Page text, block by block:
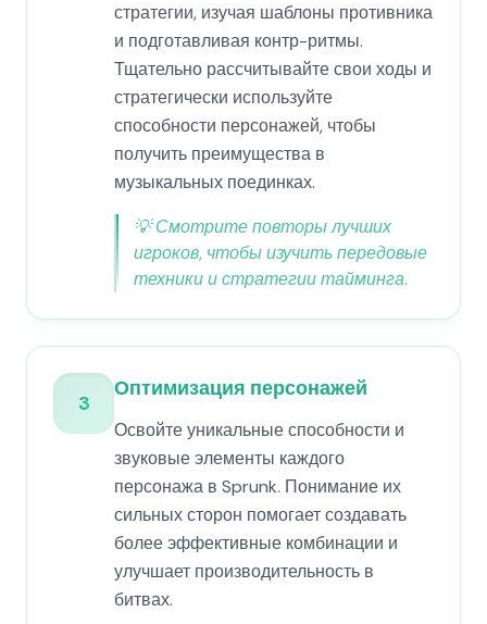
стратегии, изучая шаблоны противника
и подготавливая контр-ритмы.
Тщательно рассчитывайте свои ходы и
стратегически используйте
способности персонажей, чтобы
получить преимущества в
музыкальных поединках.
💡Смотрите повторы лучших
игроков, чтобы изучить передовые
техники и стратегии тайминга.
3
Оптимизация персонажей
Освойте уникальные способности и
звуковые элементы каждого
персонажа в Sprunk. Понимание их
сильных сторон помогает создавать
более эффективные комбинации и
улучшает производительность в
битвах.